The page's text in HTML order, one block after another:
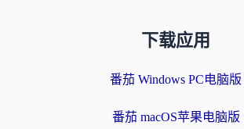
下载应用
番茄 Windows PC电脑版
番茄 macOS苹果电脑版